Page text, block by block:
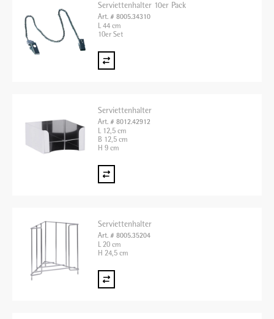
Serviettenhalter 10er Pack
Art. # 8005.34310
L 44 cm
10er Set
Serviettenhalter
Art. # 8012.42912
L 12,5 cm
B 12,5 cm
H 9 cm
Serviettenhalter
Art. # 8005.35204
L 20 cm
H 24,5 cm